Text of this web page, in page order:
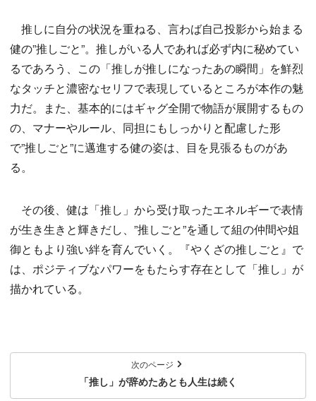
推しに自分の状況を重ねる、言わば自己投影から始まる
健の”推しごと”。推しがいる人であれば必ず内に秘めてい
るであろう、この「推しが推しになったあの瞬間」を鮮烈
なタッチと濃密なセリフで表現しているところが本作の魅
力だ。また、基本的にはギャグ全開で物語が展開するもの
の、マナーやルール、同担にもしっかりと配慮した形
で”推しごと”に邁進する健の姿は、目を見張るものがあ
る。
その後、健は「推し」から受け取ったエネルギーで表情
が生き生きと輝きだし、”推しごと”を通して組の仲間や姐
御ともより強い絆を育んでいく。『やくざの推しごと』で
は、ポジティブなパワーをもたらす存在として「推し」が
描かれている。
次のページ
「推し」が辞めたあとも人生は続く